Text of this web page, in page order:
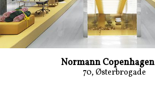
Normann Copenhagen
70, Østerbrogade